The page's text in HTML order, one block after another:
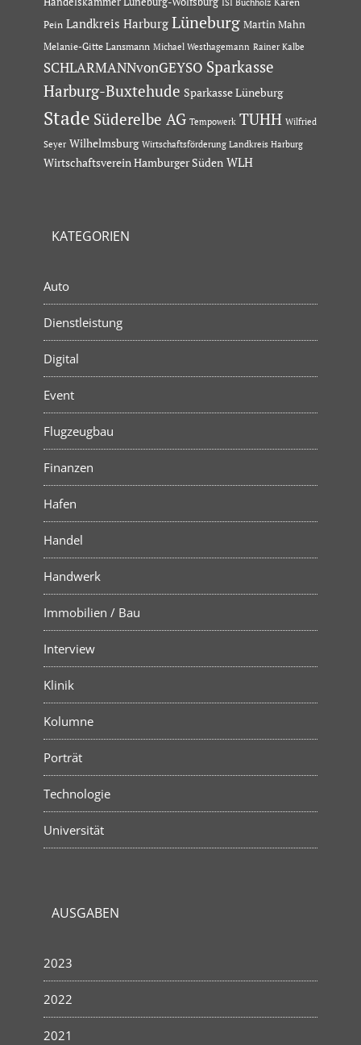
Pein Landkreis Harburg Lüneburg Martin Mahn
Melanie-Gitte Lansmann Michael Westhagemann Rainer Kalbe
SCHLARMANNvonGEYSO Sparkasse
Harburg-Buxtehude Sparkasse Lüneburg
Stade Süderelbe AG Tempowerk TUHH Wilfried
Seyer Wilhelmsburg Wirtschaftsförderung Landkreis Harburg
Wirtschaftsverein Hamburger Süden WLH
KATEGORIEN
Auto
Dienstleistung
Digital
Event
Flugzeugbau
Finanzen
Hafen
Handel
Handwerk
Immobilien / Bau
Interview
Klinik
Kolumne
Porträt
Technologie
Universität
AUSGABEN
2023
2022
2021